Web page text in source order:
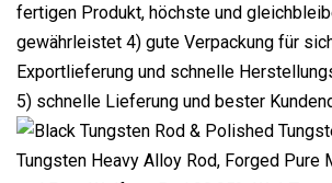
fertigen Produkt, höchste und
gewährleistet 4) gute Verpackung für
Exportlieferung und schnelle
5) schnelle Lieferung und bester